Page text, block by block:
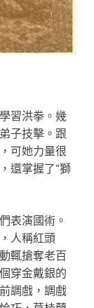
習洪拳。幾
子技擊。跟
可她力量很
還掌握了“獅
表演國術。
人稱紅頭
輒搶奪老百
穿金戴銀的
調戲，調戲